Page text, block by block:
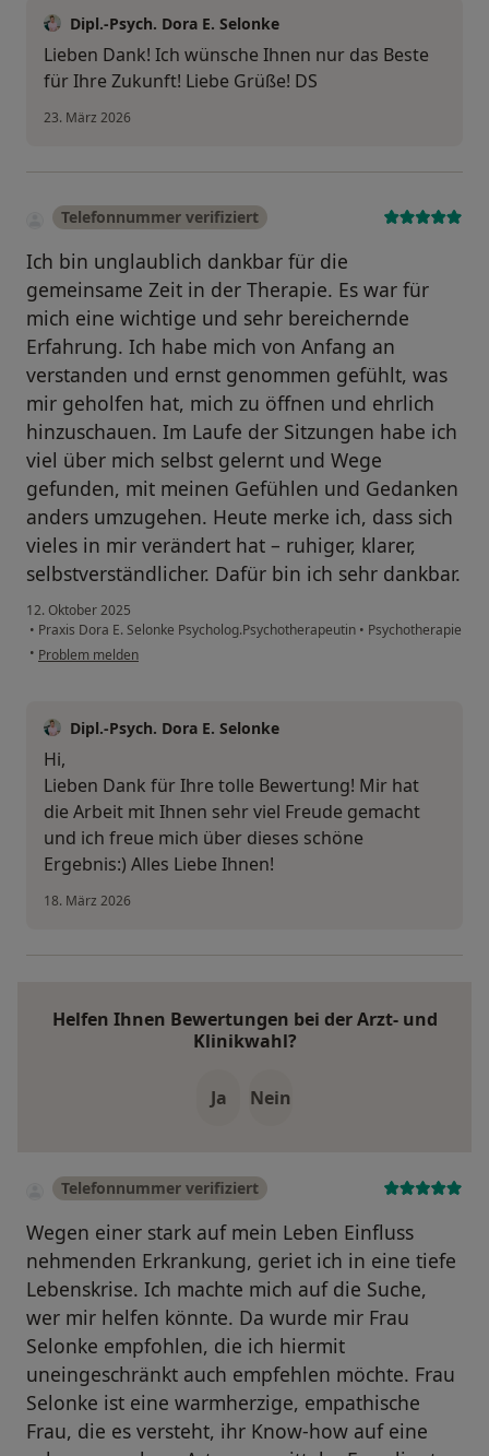
Dipl.-Psych. Dora E. Selonke
Lieben Dank! Ich wünsche Ihnen nur das Beste
für Ihre Zukunft! Liebe Grüße! DS
23. März 2026
Telefonnummer verifiziert
Ich bin unglaublich dankbar für die
gemeinsame Zeit in der Therapie. Es war für
mich eine wichtige und sehr bereichernde
Erfahrung. Ich habe mich von Anfang an
verstanden und ernst genommen gefühlt, was
mir geholfen hat, mich zu öffnen und ehrlich
hinzuschauen. Im Laufe der Sitzungen habe ich
viel über mich selbst gelernt und Wege
gefunden, mit meinen Gefühlen und Gedanken
anders umzugehen. Heute merke ich, dass sich
vieles in mir verändert hat – ruhiger, klarer,
selbstverständlicher. Dafür bin ich sehr dankbar.
12. Oktober 2025
• Praxis Dora E. Selonke Psycholog.Psychotherapeutin • Psychotherapie
• Problem melden
Dipl.-Psych. Dora E. Selonke
Hi,
Lieben Dank für Ihre tolle Bewertung! Mir hat
die Arbeit mit Ihnen sehr viel Freude gemacht
und ich freue mich über dieses schöne
Ergebnis:) Alles Liebe Ihnen!
18. März 2026
Helfen Ihnen Bewertungen bei der Arzt- und
Klinikwahl?
Ja Nein
Telefonnummer verifiziert
Wegen einer stark auf mein Leben Einfluss
nehmenden Erkrankung, geriet ich in eine tiefe
Lebenskrise. Ich machte mich auf die Suche,
wer mir helfen könnte. Da wurde mir Frau
Selonke empfohlen, die ich hiermit
uneingeschränkt auch empfehlen möchte. Frau
Selonke ist eine warmherzige, empathische
Frau, die es versteht, ihr Know-how auf eine